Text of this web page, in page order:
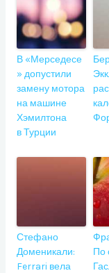
В «Мерседесе
» допустили
замену мотора
на машине
Хэмилтона
в Турции
Стефано
Доменикали:
Ferrari вела
По